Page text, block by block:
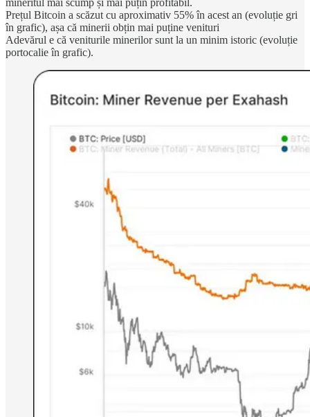
mineritul mai scump și mai puțin profitabil.
Prețul Bitcoin a scăzut cu aproximativ 55% în acest an (evoluție gri
în grafic), așa că minerii obțin mai puține venituri
Adevărul e că veniturile minerilor sunt la un minim istoric (evoluție
portocalie în grafic).